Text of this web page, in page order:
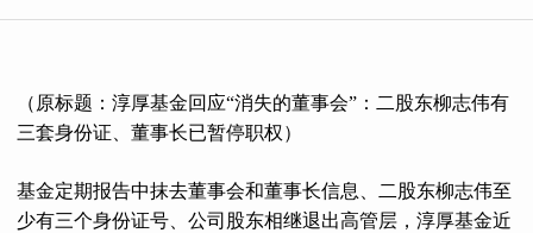
（原标题：淳厚基金回应“消失的董事会”：二股东柳志伟有
三套身份证、董事长已暂停职权）
基金定期报告中抹去董事会和董事长信息、二股东柳志伟至
少有三个身份证号、公司股东相继退出高管层，淳厚基金近